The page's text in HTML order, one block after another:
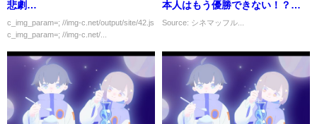
悲劇…
c_img_param=; //img-c.net/output/site/42.js
c_img_param=; //img-c.net/...
本人はもう優勝できない！？】
元男の子と佐々木カルパッチョ
Source: シネマッフル...